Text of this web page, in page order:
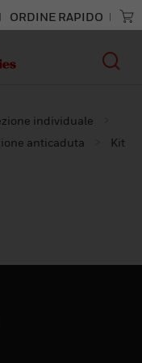
ORDINE RAPIDO
individuale
anticaduta
Kit